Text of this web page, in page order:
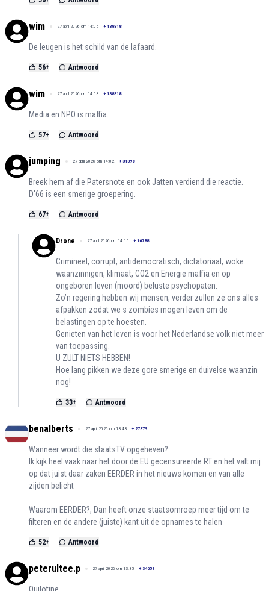
wim 27 april 2026 om 14:05 + 138318
De leugen is het schild van de lafaard.
56+ Antwoord
wim 27 april 2026 om 14:03 + 138318
Media en NPO is maffia.
57+ Antwoord
jumping 27 april 2026 om 14:02 + 31398
Breek hem af die Patersnote en ook Jatten verdiend die reactie.
D'66 is een smerige groepering.
67+ Antwoord
Drone 27 april 2026 om 14:15 + 16788
Crimineel, corrupt, antidemocratisch, dictatoriaal, woke
waanzinnigen, klimaat, CO2 en Energie maffia en op
ongeboren leven (moord) beluste psychopaten.
Zo’n regering hebben wij mensen, verder zullen ze ons alles
afpakken zodat we s zombies mogen leven om de
belastingen op te hoesten.
Genieten van het leven is voor het Nederlandse volk niet meer
van toepassing.
U ZULT NIETS HEBBEN!
Hoe lang pikken we deze gore smerige en duivelse waanzin
nog!
33+ Antwoord
benalberts 27 april 2026 om 13:43 + 27379
Wanneer wordt die staatsTV opgeheven?
Ik kijk heel vaak naar het door de EU gecensureerde RT en het valt mij
op dat juist daar zaken EERDER in het nieuws komen en van alle
zijden belicht
Waarom EERDER?, Dan heeft onze staatsomroep meer tijd om te
filteren en de andere (juiste) kant uit de opnames te halen
52+ Antwoord
peterultee.p 27 april 2026 om 13:35 + 34659